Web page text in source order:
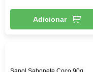
Adicionar